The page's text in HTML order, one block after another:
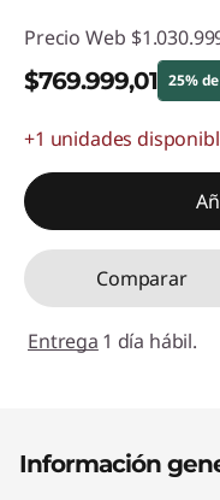
Precio Web
$769.999,01 25%
Descuento prod
+1 unidades
Comparar
Entrega 1 día hábil.
Información